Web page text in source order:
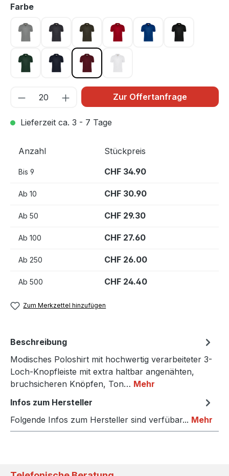
Farbeauswählen
grau meliert 015karbongrau 064
olive 065 rot 002 royalblau 010schwarz 005
tanne 072tinte 034 weinrot 017
Zur Offertanfrage
Lieferzeit ca. 3 - 7 Tage
Anzahl Stückpreis
Bis 9 CHF 34.90
Ab 10 CHF 30.90
Ab 50 CHF 29.30
Ab 100 CHF 27.60
Ab 250 CHF 26.00
Ab 500 CHF 24.40
Zum Merkzettel hinzufügen
Beschreibung
Modisches Poloshirt mit hochwertig verarbeiteter 3-
Loch-Knopfleiste mit extra haltbar angenähten,
bruchsicheren Knöpfen, Ton… Mehr
Infos zum Hersteller
Folgende Infos zum Hersteller sind verfübar... Mehr